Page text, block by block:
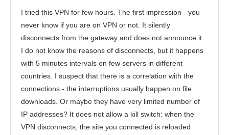
Ügyfélszolgálat
I tried this VPN for few hours. The first impression - you
never know if you are on VPN or not. It silently
disconnects from the gateway and does not announce it...
I do not know the reasons of disconnects, but it happens
with 5 minutes intervals on few servers in different
countries. I suspect that there is a correlation with the
connections - the interruptions usually happen on file
downloads. Or maybe they have very limited number of
IP addresses? It does not allow a kill switch: when the
VPN disconnects, the site you connected is reloaded